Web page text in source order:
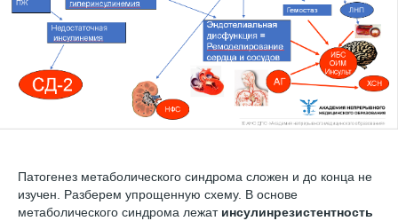
Патогенез метаболического синдрома сложен и до конца не
изучен. Разберем упрощенную схему. В основе
метаболического синдрома лежат инсулинрезистентность